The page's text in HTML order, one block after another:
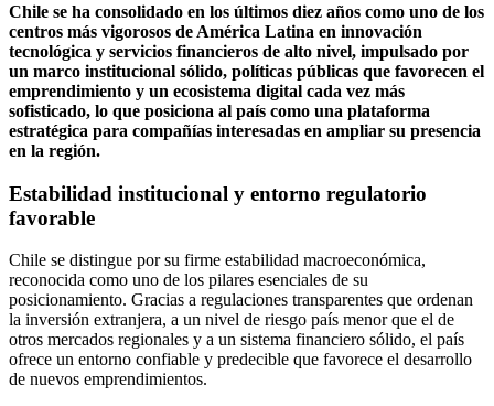
Chile se ha consolidado en los últimos diez años como uno de los
centros más vigorosos de América Latina en innovación
tecnológica y servicios financieros de alto nivel, impulsado por
un marco institucional sólido, políticas públicas que favorecen el
emprendimiento y un ecosistema digital cada vez más
sofisticado, lo que posiciona al país como una plataforma
estratégica para compañías interesadas en ampliar su presencia
en la región.
Estabilidad institucional y entorno regulatorio
favorable
Chile se distingue por su firme estabilidad macroeconómica,
reconocida como uno de los pilares esenciales de su
posicionamiento. Gracias a regulaciones transparentes que ordenan
la inversión extranjera, a un nivel de riesgo país menor que el de
otros mercados regionales y a un sistema financiero sólido, el país
ofrece un entorno confiable y predecible que favorece el desarrollo
de nuevos emprendimientos.